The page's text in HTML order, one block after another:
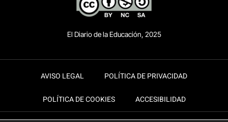
El Diario de la Educación, 2025
AVISO LEGAL POLÍTICA DE PRIVACIDAD
POLÍTICA DE COOKIES ACCESIBILIDAD